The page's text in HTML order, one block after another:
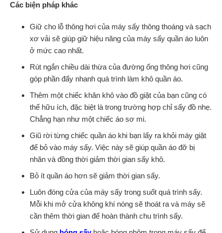
Các biện pháp khác
Giữ cho lỗ thông hơi của máy sấy thông thoáng và sạch
xơ vải sẽ giúp giữ hiệu năng của máy sấy quần áo luôn
ở mức cao nhất.
Rút ngắn chiều dài thừa của đường ống thông hơi cũng
góp phần đẩy nhanh quá trình làm khô quần áo.
Thêm một chiếc khăn khô vào đồ giặt của bạn cũng có
thể hữu ích, đặc biệt là trong trường hợp chỉ sấy đồ nhẹ.
Chẳng hạn như một chiếc áo sơ mi.
Giũ rời từng chiếc quần áo khi bạn lấy ra khỏi máy giặt
để bỏ vào máy sấy. Việc này sẽ giúp quần áo đỡ bị
nhăn và đồng thời giảm thời gian sấy khô.
Bỏ ít quần áo hơn sẽ giảm thời gian sấy.
Luôn đóng cửa của máy sấy trong suốt quá trình sấy.
Mỗi khi mở cửa không khí nóng sẽ thoát ra và máy sẽ
cần thêm thời gian để hoàn thành chu trình sấy.